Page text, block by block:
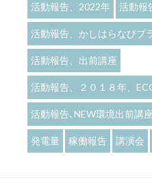
活動報告、2022年 活動報
活動報告、かしはらなびプ
活動報告、出前講座
活動報告、２０１８年、
活動報告､NEW環境出前講座
発電量 稼働報告 講演会